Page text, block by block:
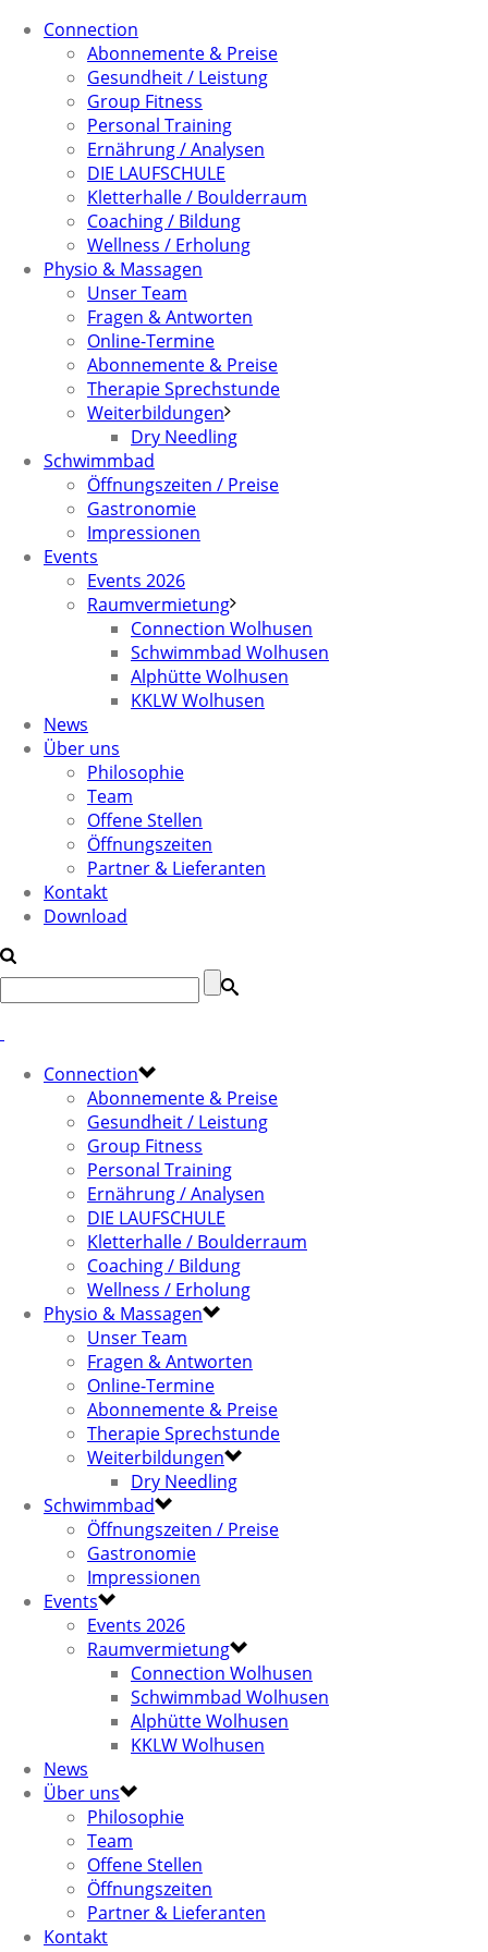
Connection
Abonnemente & Preise
Gesundheit / Leistung
Group Fitness
Personal Training
Ernährung / Analysen
DIE LAUFSCHULE
Kletterhalle / Boulderraum
Coaching / Bildung
Wellness / Erholung
Physio & Massagen
Unser Team
Fragen & Antworten
Online-Termine
Abonnemente & Preise
Therapie Sprechstunde
Weiterbildungen
Dry Needling
Schwimmbad
Öffnungszeiten / Preise
Gastronomie
Impressionen
Events
Events 2026
Raumvermietung
Connection Wolhusen
Schwimmbad Wolhusen
Alphütte Wolhusen
KKLW Wolhusen
News
Über uns
Philosophie
Team
Offene Stellen
Öffnungszeiten
Partner & Lieferanten
Kontakt
Download
Connection
Abonnemente & Preise
Gesundheit / Leistung
Group Fitness
Personal Training
Ernährung / Analysen
DIE LAUFSCHULE
Kletterhalle / Boulderraum
Coaching / Bildung
Wellness / Erholung
Physio & Massagen
Unser Team
Fragen & Antworten
Online-Termine
Abonnemente & Preise
Therapie Sprechstunde
Weiterbildungen
Dry Needling
Schwimmbad
Öffnungszeiten / Preise
Gastronomie
Impressionen
Events
Events 2026
Raumvermietung
Connection Wolhusen
Schwimmbad Wolhusen
Alphütte Wolhusen
KKLW Wolhusen
News
Über uns
Philosophie
Team
Offene Stellen
Öffnungszeiten
Partner & Lieferanten
Kontakt